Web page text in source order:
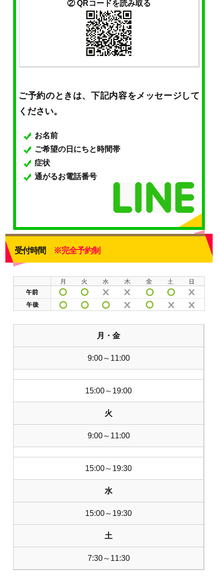
② QRコードを読み取る
ご予約のときは、下記内容をメッセージして
ください。
お名前
ご希望の日にちと時間帯
症状
通がるお電話番号
受付時間 ※完全予約制
月・金
9:00～11:00
15:00～19:00
火
9:00～11:00
15:00～19:30
水
15:00～19:30
土
7:30～11:30